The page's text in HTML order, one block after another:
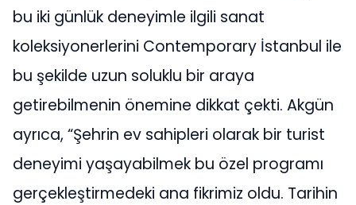
bu iki günlük deneyimle ilgili sanat
koleksiyonerlerini Contemporary İstanbul ile
bu şekilde uzun soluklu bir araya
getirebilmenin önemine dikkat çekti. Akgün
ayrıca, “Şehrin ev sahipleri olarak bir turist
deneyimi yaşayabilmek bu özel programı
gerçekleştirmedeki ana fikrimiz oldu. Tarihin